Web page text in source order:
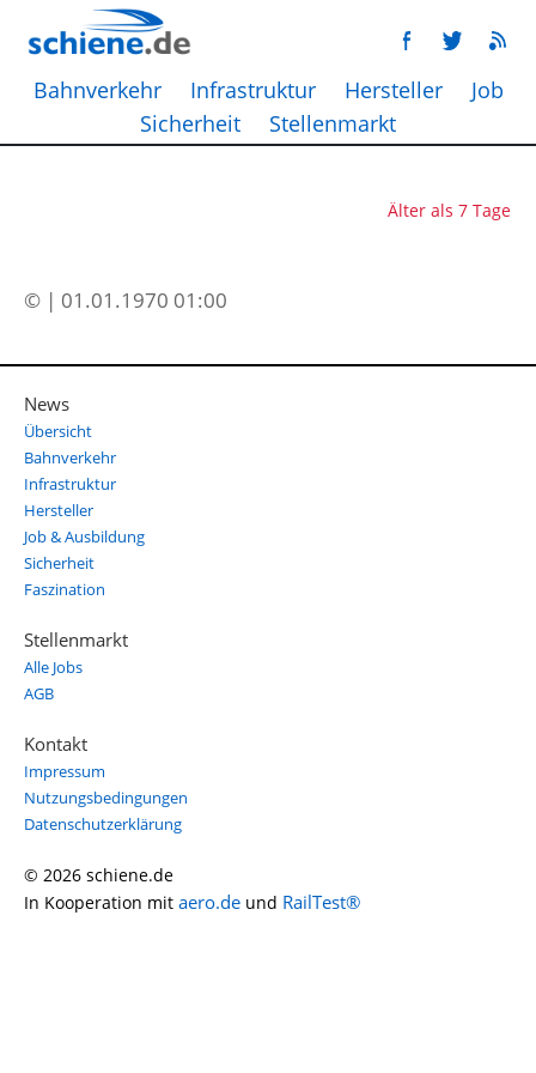
Bahnverkehr Infrastruktur Hersteller
Job
Sicherheit
Stellenmarkt
Älter als 7 Tage
© | 01.01.1970 01:00
News
Übersicht
Bahnverkehr
Infrastruktur
Hersteller
Job & Ausbildung
Sicherheit
Faszination
Stellenmarkt
Alle Jobs
AGB
Kontakt
Impressum
Nutzungsbedingungen
Datenschutzerklärung
© 2026 schiene.de
In Kooperation mit aero.de und RailTest®